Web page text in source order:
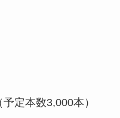
定本数3,000本）